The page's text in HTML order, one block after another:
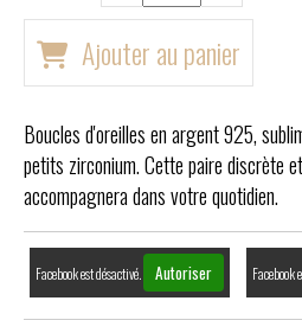
Ajouter au panier
Boucles d'oreilles en argent 925,
petits zirconium. Cette paire discrète
accompagnera dans votre quotidien.
Facebook est désactivé. Autoriser Facebook